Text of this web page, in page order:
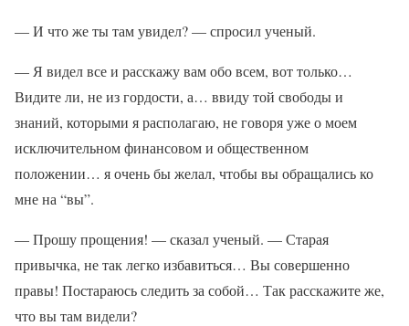
— И что же ты там увидел? — спросил ученый.
— Я видел все и расскажу вам обо всем, вот только…
Видите ли, не из гордости, а… ввиду той свободы и
знаний, которыми я располагаю, не говоря уже о моем
исключительном финансовом и общественном
положении… я очень бы желал, чтобы вы обращались ко
мне на “вы”.
— Прошу прощения! — сказал ученый. — Старая
привычка, не так легко избавиться… Вы совершенно
правы! Постараюсь следить за собой… Так расскажите же,
что вы там видели?